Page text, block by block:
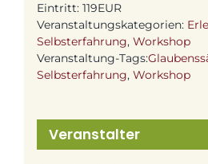
Eintritt: 119EUR
Veranstaltungskategorien:
Selbsterfahrung, Workshop
Veranstaltung-Tags:
Selbsterfahrung, Workshop
Veranstalter